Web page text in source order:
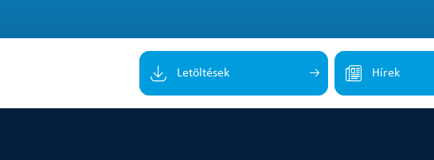
Letöltések Hírek